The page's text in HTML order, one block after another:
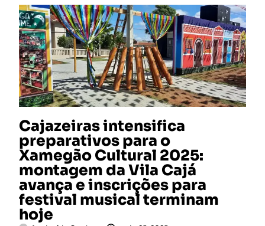
Cajazeiras intensifica
preparativos para o
Xamegão Cultural 2025:
montagem da Vila Cajá
avança e inscrições para
festival musical terminam
hoje